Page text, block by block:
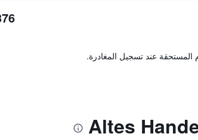
عند تسجيل المغادرة.